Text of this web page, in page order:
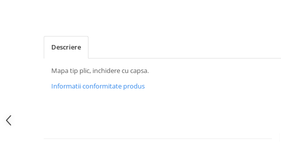
Descriere
Mapa tip plic, inchidere cu capsa.
Informatii conformitate produs